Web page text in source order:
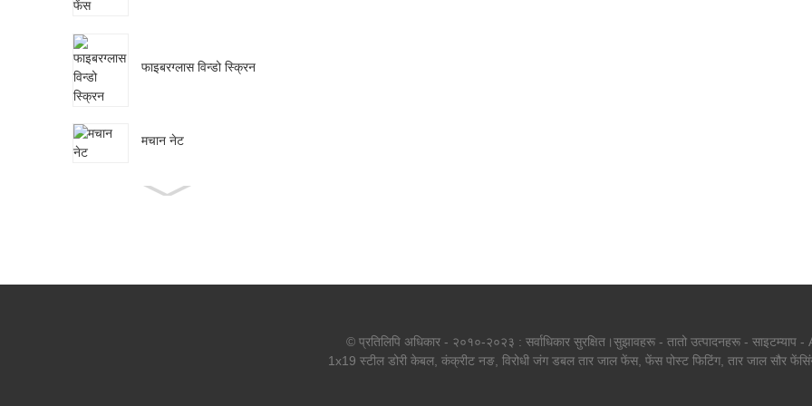
फाइबरग्लास विन्डो स्क्रिन
मचान नेट
सामान्य नङ
© प्रतिलिपि अधिकार - २०१०-२०२३ : सर्वाधिकार सुरक्षित।सुझावहरू - तातो उत्पादनहरू - साइटम्याप -
1x19 स्टील डोरी केबल कंक्रीट नङ विरोधी जंग डबल तार जाल फेंस फेंस पोस्ट फिटिंग तार जाल सौर